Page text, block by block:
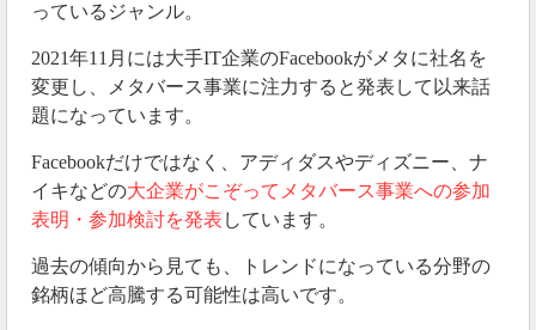
っているジャンル。
2021年11月には大手IT企業のFacebookがメタに社名を
変更し、メタバース事業に注力すると発表して以来話
題になっています。
Facebookだけではなく、アディダスやディズニー、ナ
イキなどの大企業がこぞってメタバース事業への参加
表明・参加検討を発表 しています。
過去の傾向から見ても、トレンドになっている分野の
銘柄ほど高騰する可能性は高いです。